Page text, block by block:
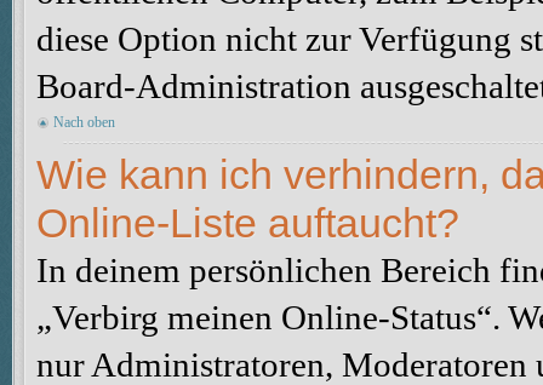
diese Option nicht zur Verfügung
Board-Administration
Nach oben
Wie kann ich verhindern,
Online-Liste auftaucht?
In deinem persönlichen Bereich
„Verbirg meinen Online-Status“.
nur Administratoren, Moderatoren